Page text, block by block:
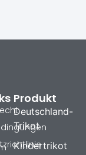
Produkt
Deutschland-
Trikot
Kindertrikot